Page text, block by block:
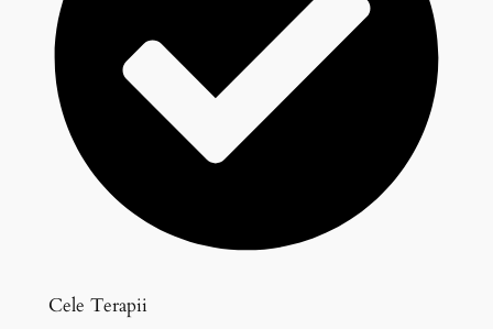
Cele Terapii